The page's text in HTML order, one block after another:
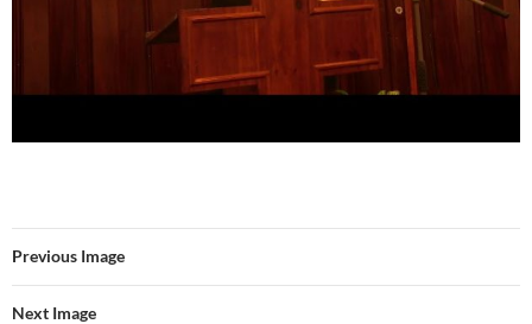
Previous Image
Next Image